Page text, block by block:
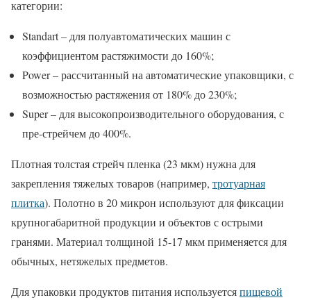
категории:
Standart – для полуавтоматических машин с
коэффициентом растяжимости до 160%;
Power – рассчитанный на автоматические упаковщики, с
возможностью растяжения от 180% до 230%;
Super – для высокопроизводительного оборудования, с
пре-стрейчем до 400%.
Плотная толстая стрейч пленка (23 мкм) нужна для
закрепления тяжелых товаров (например, тротуарная
плитка). Полотно в 20 микрон используют для фиксации
крупногабаритной продукции и объектов с острыми
гранями. Материал толщиной 15-17 мкм применяется для
обычных, нетяжелых предметов.
Для упаковки продуктов питания используетсяпищевой